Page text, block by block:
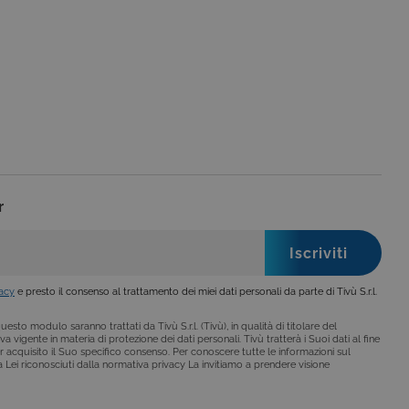
e presto il consenso al trattamento dei miei dati personali da parte di Tivù S.r.l.
modulo saranno trattati da Tivù S.r.l. (Tivù), in qualità di titolare del
vigente in materia di protezione dei dati personali. Tivù tratterà i Suoi dati al fine
il Suo specifico consenso. Per conoscere tutte le informazioni sul
riconosciuti dalla normativa privacy La invitiamo a prendere visione
mantenere una
ricordare le
la
limitando la
stato della sessione.
stato della sessione.
di Youtube.
visualizzazioni dei